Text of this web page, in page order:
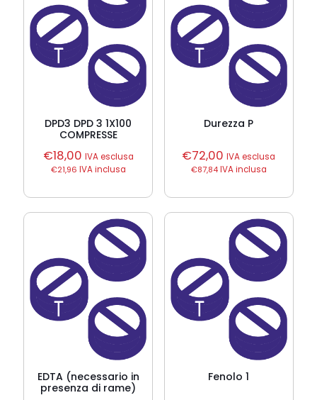
DPD3 DPD 3 1X100
COMPRESSE
€18,00 IVA esclusa
€21,96 IVA inclusa
Durezza P
€72,00 IVA esclusa
€87,84IVA inclusa
EDTA (necessario in
presenza di rame)
Fenolo 1